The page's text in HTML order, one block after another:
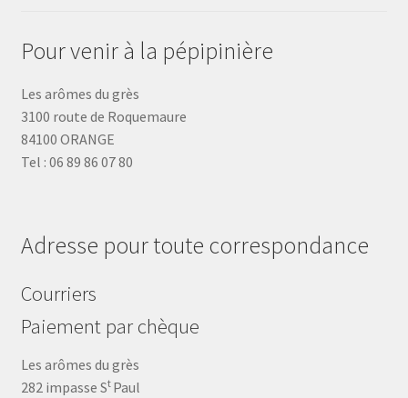
Pour venir à la pépipinière
Les arômes du grès
3100 route de Roquemaure
84100 ORANGE
Tel : 06 89 86 07 80
Adresse pour toute correspondance
Courriers
Paiement par chèque
Les arômes du grès
282 impasse St Paul